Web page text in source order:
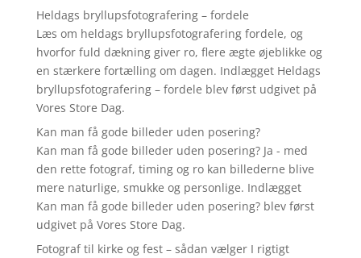
Heldags bryllupsfotografering – fordele
Læs om heldags bryllupsfotografering fordele, og
hvorfor fuld dækning giver ro, flere ægte øjeblikke og
en stærkere fortælling om dagen. Indlægget Heldags
bryllupsfotografering – fordele blev først udgivet på
Vores Store Dag.
Kan man få gode billeder uden posering?
Kan man få gode billeder uden posering? Ja - med
den rette fotograf, timing og ro kan billederne blive
mere naturlige, smukke og personlige. Indlægget
Kan man få gode billeder uden posering? blev først
udgivet på Vores Store Dag.
Fotograf til kirke og fest – sådan vælger I rigtigt